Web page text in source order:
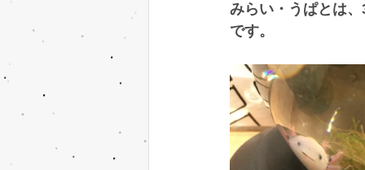
みらい・うぱとは
です。